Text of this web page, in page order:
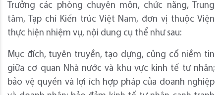
Trưởng các phòng chuyên môn, chức năng, Trung
tâm, Tạp chí Kiến trúc Việt Nam, đơn vị thuộc Viện
thực hiện nhiệm vụ, nội dung cụ thể như sau:
Mục đích, tuyên truyền, tạo dựng, củng cố niềm tin
giữa cơ quan Nhà nước và khu vực kinh tế tư nhân;
bảo vệ quyền và lợi ích hợp pháp của doanh nghiệp